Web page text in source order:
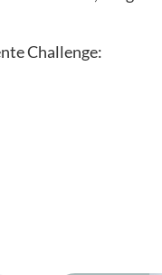
Challenge: